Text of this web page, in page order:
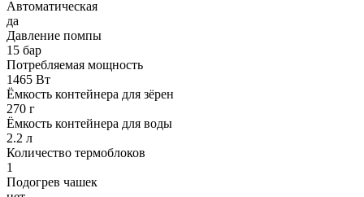
Автоматическая
да
Давление помпы
15 бар
Потребляемая мощность
1465 Вт
Ёмкость контейнера для зёрен
270 г
Ёмкость контейнера для воды
2.2 л
Количество термоблоков
1
Подогрев чашек